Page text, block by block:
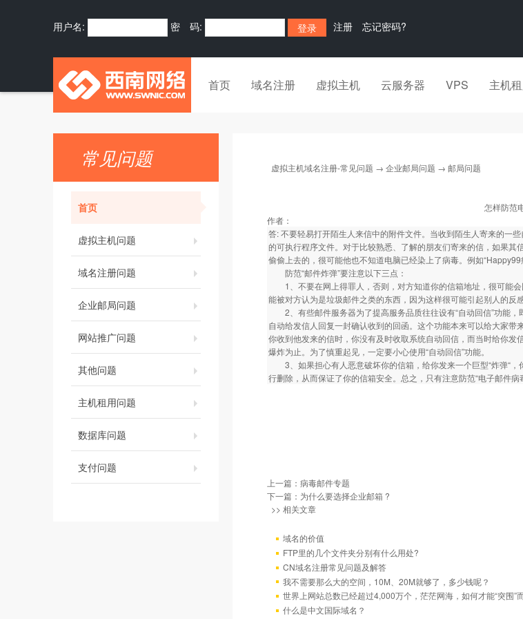
用户名: 密 码: 注册 忘记密码?
首页 域名注册 虚拟主机 云服务器 VPS 主机
常见问题
首页
虚拟主机问题
域名注册问题
企业邮局问题
网站推广问题
其他问题
主机租用问题
数据库问题
支付问题
虚拟主机域名注册-常见问题 → 企业邮局问题 → 邮局问题
怎样防范
作者：
答: 不要轻易打开陌生人来信中的附件文件。当收到陌生人寄来的一
的可执行程序文件。对于比较熟悉、了解的朋友们寄来的信，如果
偷偷上去的，很可能他也不知道电脑已经染上了病毒。例如“Happy99
防范“邮件炸弹”要注意以下三点：
1、不要在网上得罪人，否则，对方知道你的信箱地址，很可能
能被对方认为是垃圾邮件之类的东西，因为这样很可能引起别人的反感
2、有些邮件服务器为了提高服务品质往往设有“自动回信”功能，
自动给发信人回复一封确认收到的回函。这个功能本来可以给大家
你收到他发来的信时，你没有及时收取系统自动回信，而当时给你
爆炸为止。为了慎重起见，一定要小心使用“自动回信”功能。
3、如果担心有人恶意破坏你的信箱，给你发来一个巨型“炸弹“，
行删除，从而保证了你的信箱安全。总之，只有注意防范“电子邮件病
上一篇： 病毒邮件专题
下一篇： 为什么要选择企业邮箱 ?
>> 相关文章
域名的价值
FTP里的几个文件夹分别有什么用处?
CN域名注册常见问题及解答
我不需要那么大的空间，10M、20M就够了，多少钱呢？
世界上网站总数已经超过4,000万个，茫茫网海，如何才能“突围”
什么是中文国际域名？